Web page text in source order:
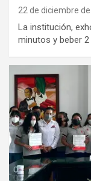
22 de diciembre de
La institución,
minutos y beber